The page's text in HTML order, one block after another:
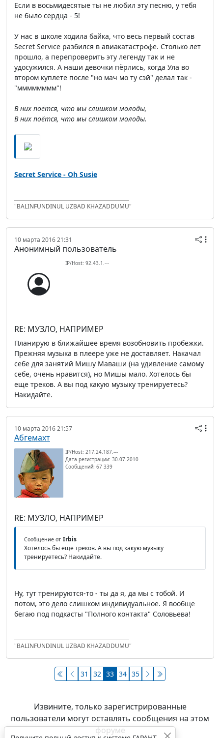
Если в восьмидесятые ты не любил эту песню, у тебя
не было сердца - 5!
У нас в школе ходила байка, что весь первый состав
Secret Service разбился в авиакатастрофе. Столько лет
прошло, а перепроверить эту легенду так и не
удосужился. А наши девочки пёрлись, когда Ула во
втором куплете после "но мач мо ту сэй" делал так -
"мммммммм"!
В них поётся, что мы слишком молоды,
В них поётся, что мы слишком молоды.
Secret Service - Oh Susie
"BALINFUNDINUL UZBAD KHAZADDUMU"
10 марта 2016 21:31
Анонимный пользователь
IP/Host: 92.43.1.---
RE: МУЗЛО, НАПРИМЕР
Планирую в ближайшее время возобновить пробежки.
Прежняя музыка в плеере уже не доставляет. Накачал
себе для занятий Мишу Маваши (на удивление самому
себе, очень нравится), но Мишы мало. Хотелось бы
еще треков. А вы под какую музыку тренируетесь?
Накидайте.
10 марта 2016 21:57
Абгемахт
IP/Host: 217.24.187.---
Дата регистрации: 30.07.2010
Сообщений: 67 339
RE: МУЗЛО, НАПРИМЕР
Сообщение от Irbis
Хотелось бы еще треков. А вы под какую музыку
тренируетесь? Накидайте.
Ну, тут тренируются-то - ты да я, да мы с тобой. И
потом, это дело слишком индивидуальное. Я вообще
бегаю под подкасты "Полного контакта" Соловьева!
"BALINFUNDINUL UZBAD KHAZADDUMU"
31 32 33 34 35
Извините, только зарегистрированные
пользователи могут оставлять сообщения на этом
форуме